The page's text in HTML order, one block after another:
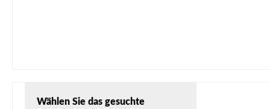
Wählen Sie das gesuchte